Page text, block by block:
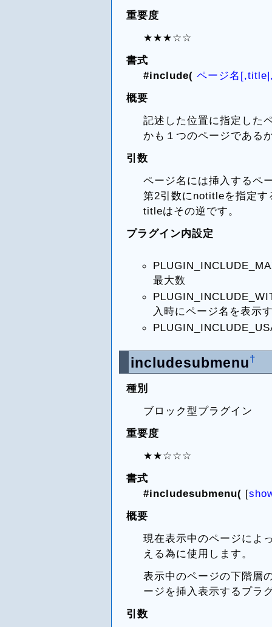
重要度
★★★☆☆
書式
#include( ページ名
概要
記述した位置に指定した
かも１つのページである
引数
ページ名には挿入するペ
第2引数にnotitleを指定す
titleはその逆です。
プラグイン内設定
最大数
入時にページ名を表示
includesubmenu†
種別
ブロック型プラグイン
重要度
★★☆☆☆
書式
#includesubmenu( [
概要
現在表示中のページによ
える為に使用します。
表示中のページの下階層
ージを挿入表示するプラ
引数